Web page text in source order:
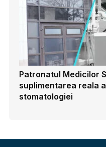
Patronatul Medicilor
suplimentarea reala
stomatologiei